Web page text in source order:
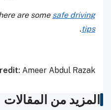
are some safe driving
tips
.
Ameer Abdul Razak
المزيد من المقالات